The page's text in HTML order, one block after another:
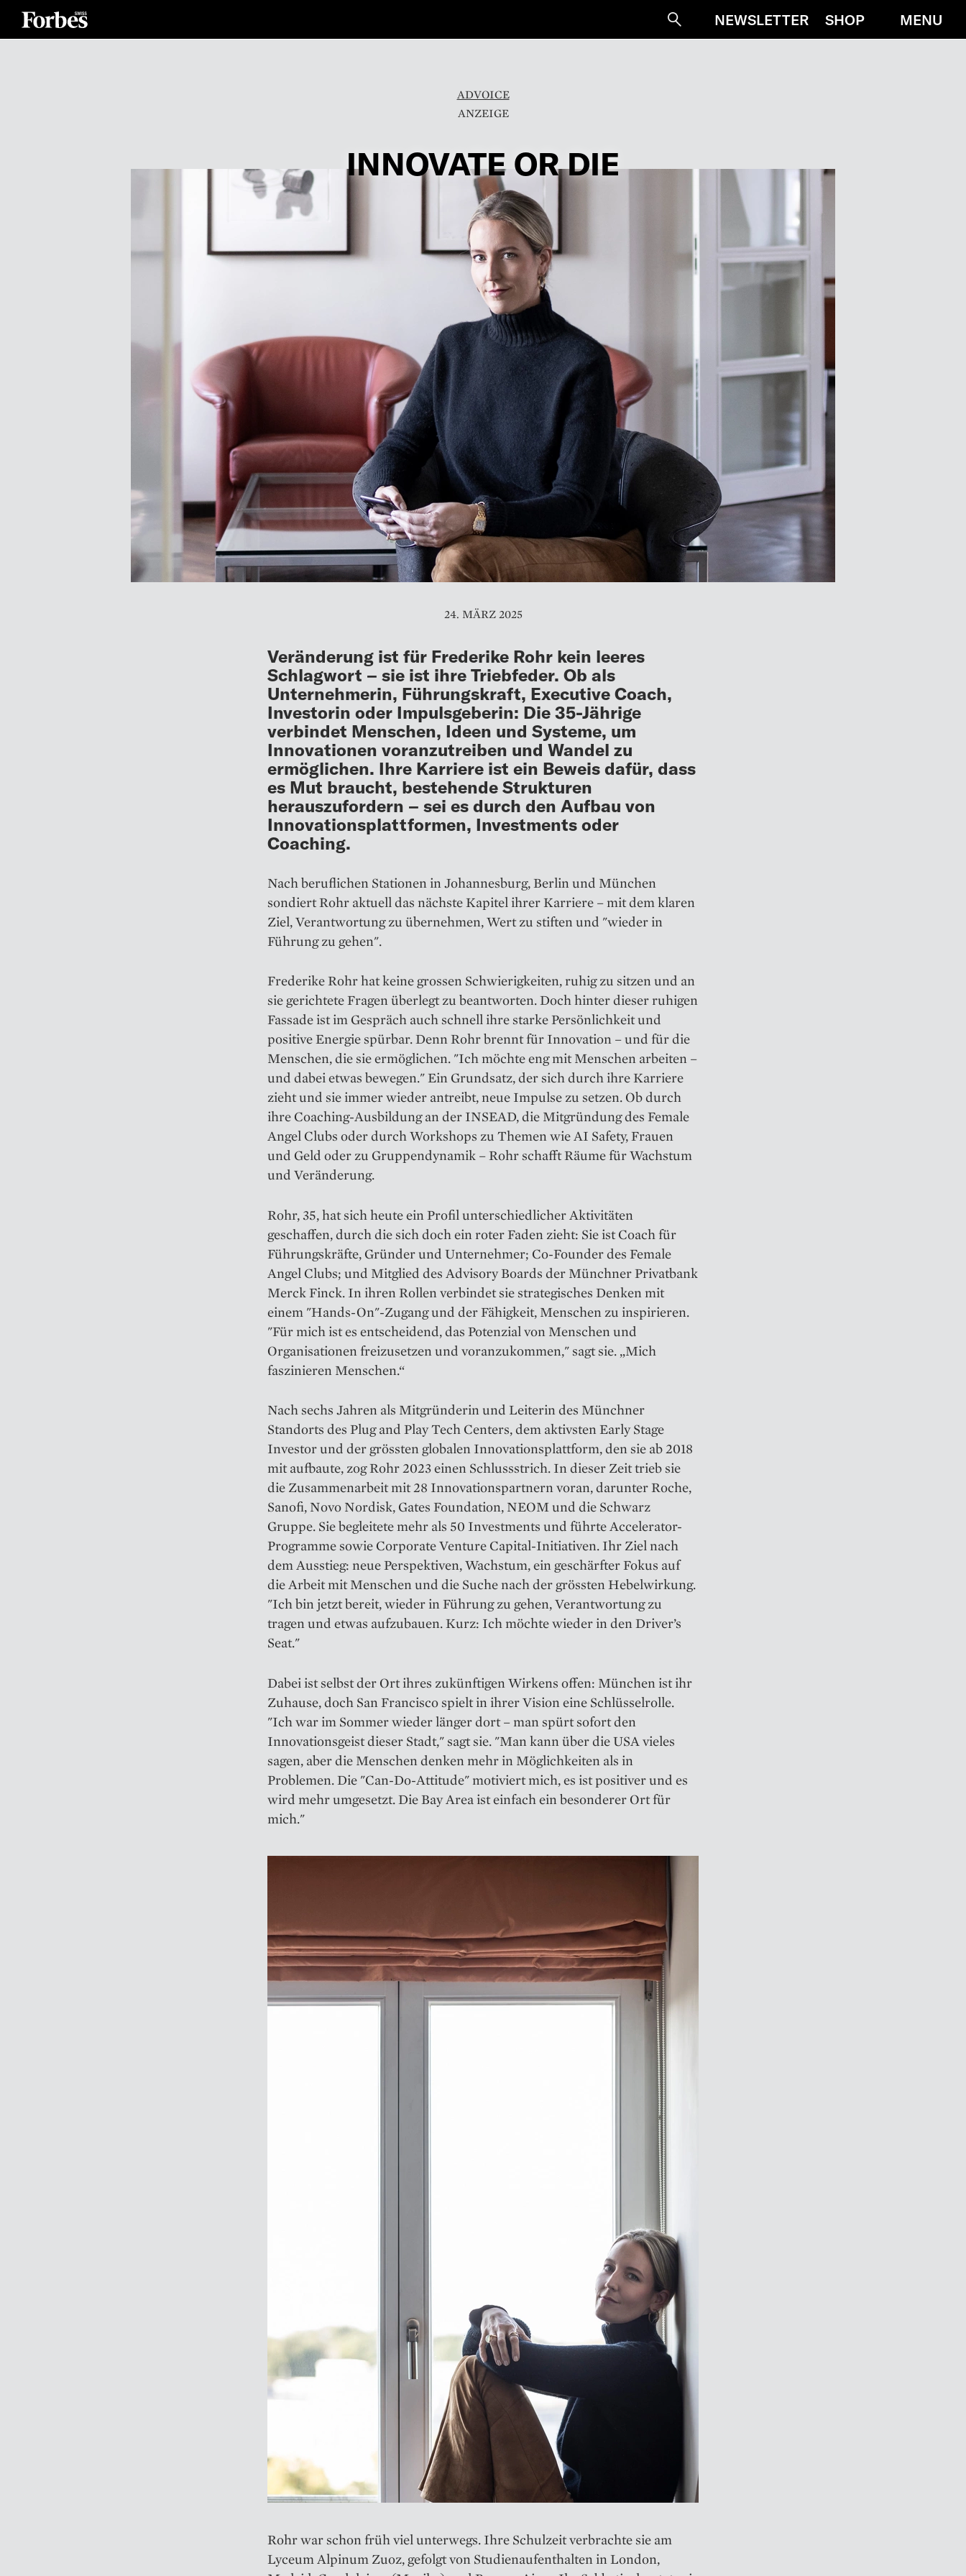
SucheNEWSLETTER SHOP MENU
ADVOICE
INNOVATE OR DIE
24. MÄRZ 2025
Veränderung ist für Frederike Rohr kein leeres
Schlagwort – sie ist ihre Triebfeder. Ob als
Unternehmerin, Führungskraft, Executive Coach,
Investorin oder Impulsgeberin: Die 35-Jährige
verbindet Menschen, Ideen und Systeme, um
Innovationen voranzutreiben und Wandel zu
ermöglichen. Ihre Karriere ist ein Beweis dafür, dass
es Mut braucht, bestehende Strukturen
herauszufordern – sei es durch den Aufbau von
Innovationsplattformen, Investments oder
Coaching.
Nach beruflichen Stationen in Johannesburg, Berlin und München
sondiert Rohr aktuell das nächste Kapitel ihrer Karriere – mit dem klaren
Ziel, Verantwortung zu übernehmen, Wert zu stiften und "wieder in
Führung zu gehen".
Frederike Rohr hat keine grossen Schwierigkeiten, ruhig zu sitzen und an
sie gerichtete Fragen überlegt zu beantworten. Doch hinter dieser ruhigen
Fassade ist im Gespräch auch schnell ihre starke Persönlichkeit und
positive Energie spürbar. Denn Rohr brennt für Innovation – und für die
Menschen, die sie ermöglichen. "Ich möchte eng mit Menschen arbeiten –
und dabei etwas bewegen." Ein Grundsatz, der sich durch ihre Karriere
zieht und sie immer wieder antreibt, neue Impulse zu setzen. Ob durch
ihre Coaching-Ausbildung an der INSEAD, die Mitgründung des Female
Angel Clubs oder durch Workshops zu Themen wie AI Safety, Frauen
und Geld oder zu Gruppendynamik – Rohr schafft Räume für Wachstum
und Veränderung.
Rohr, 35, hat sich heute ein Profil unterschiedlicher Aktivitäten
geschaffen, durch die sich doch ein roter Faden zieht: Sie ist Coach für
Führungskräfte, Gründer und Unternehmer; Co-Founder des Female
Angel Clubs; und Mitglied des Advisory Boards der Münchner Privatbank
Merck Finck. In ihren Rollen verbindet sie strategisches Denken mit
einem "Hands-On"-Zugang und der Fähigkeit, Menschen zu inspirieren.
"Für mich ist es entscheidend, das Potenzial von Menschen und
Organisationen freizusetzen und voranzukommen," sagt sie. „Mich
faszinieren Menschen.“
Nach sechs Jahren als Mitgründerin und Leiterin des Münchner
Standorts des Plug and Play Tech Centers, dem aktivsten Early Stage
Investor und der grössten globalen Innovationsplattform, den sie ab 2018
mit aufbaute, zog Rohr 2023 einen Schlussstrich. In dieser Zeit trieb sie
die Zusammenarbeit mit 28 Innovationspartnern voran, darunter Roche,
Sanofi, Novo Nordisk, Gates Foundation, NEOM und die Schwarz
Gruppe. Sie begleitete mehr als 50 Investments und führte Accelerator-
Programme sowie Corporate Venture Capital-Initiativen. Ihr Ziel nach
dem Ausstieg: neue Perspektiven, Wachstum, ein geschärfter Fokus auf
die Arbeit mit Menschen und die Suche nach der grössten Hebelwirkung.
"Ich bin jetzt bereit, wieder in Führung zu gehen, Verantwortung zu
tragen und etwas aufzubauen. Kurz: Ich möchte wieder in den Driver’s
Seat."
Dabei ist selbst der Ort ihres zukünftigen Wirkens offen: München ist ihr
Zuhause, doch San Francisco spielt in ihrer Vision eine Schlüsselrolle.
"Ich war im Sommer wieder länger dort – man spürt sofort den
Innovationsgeist dieser Stadt," sagt sie. "Man kann über die USA vieles
sagen, aber die Menschen denken mehr in Möglichkeiten als in
Problemen. Die "Can-Do-Attitude" motiviert mich, es ist positiver und es
wird mehr umgesetzt. Die Bay Area ist einfach ein besonderer Ort für
mich."
Rohr war schon früh viel unterwegs. Ihre Schulzeit verbrachte sie am
Lyceum Alpinum Zuoz, gefolgt von Studienaufenthalten in London,